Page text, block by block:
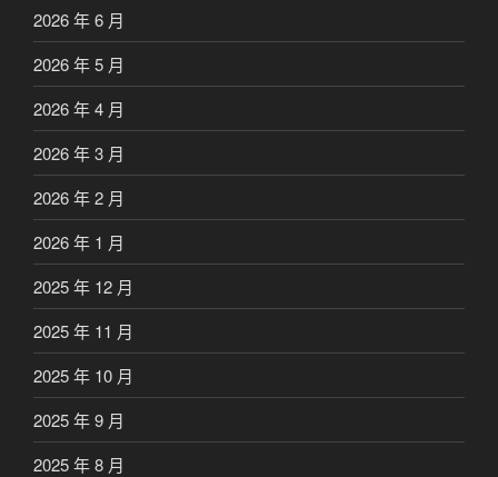
2026 年 6 月
2026 年 5 月
2026 年 4 月
2026 年 3 月
2026 年 2 月
2026 年 1 月
2025 年 12 月
2025 年 11 月
2025 年 10 月
2025 年 9 月
2025 年 8 月